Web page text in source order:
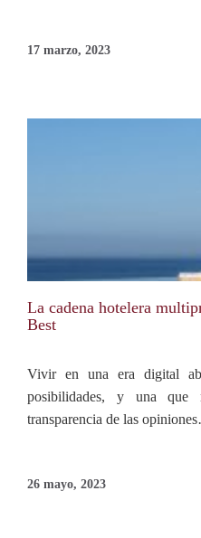
17 marzo, 2023
La cadena hotelera
Best
Vivir en una era digital
posibilidades, y una que
transparencia de las
26 mayo, 2023